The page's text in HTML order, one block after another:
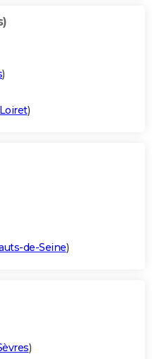
)
)
de-Seine)
)